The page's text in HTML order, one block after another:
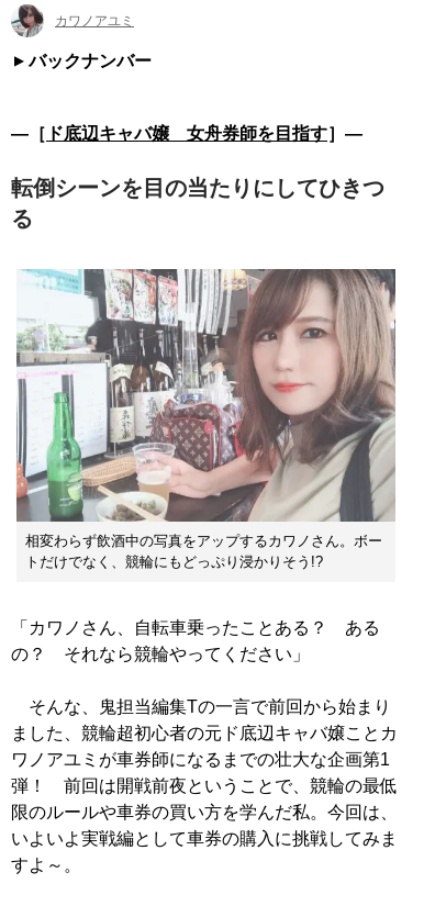
カワノアユミ
バックナンバー
―［ ド底辺キャバ嬢 女舟券師を目指す］―
転倒シーンを目の当たりにしてひきつ
る
相変わらず飲酒中の写真をアップするカワノさん。ボー
トだけでなく、競輪にもどっぷり浸かりそう!?
「カワノさん、自転車乗ったことある？ ある
の？ それなら競輪やってください」
そんな、鬼担当編集Tの一言で前回から始まり
ました、競輪超初心者の元ド底辺キャバ嬢ことカ
ワノアユミが車券師になるまでの壮大な企画第1
弾！ 前回は開戦前夜ということで、競輪の最低
限のルールや車券の買い方を学んだ私。今回は、
いよいよ実戦編として車券の購入に挑戦してみま
すよ～。